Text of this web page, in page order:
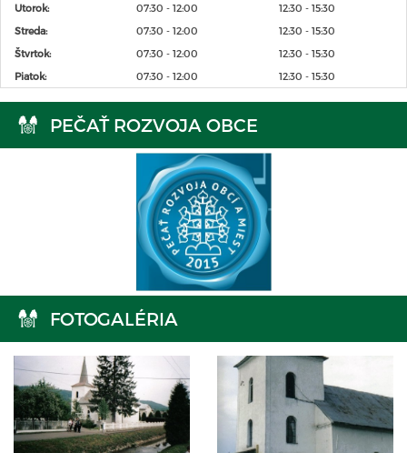
Utorok:
07:30 - 12:00
12:30 - 15:30
Streda:
07:30 - 12:00
12:30 - 15:30
Štvrtok:
07:30 - 12:00
12:30 - 15:30
Piatok:
07:30 - 12:00 12:30 - 15:30
PEČAŤ ROZVOJA OBCE
FOTOGALÉRIA